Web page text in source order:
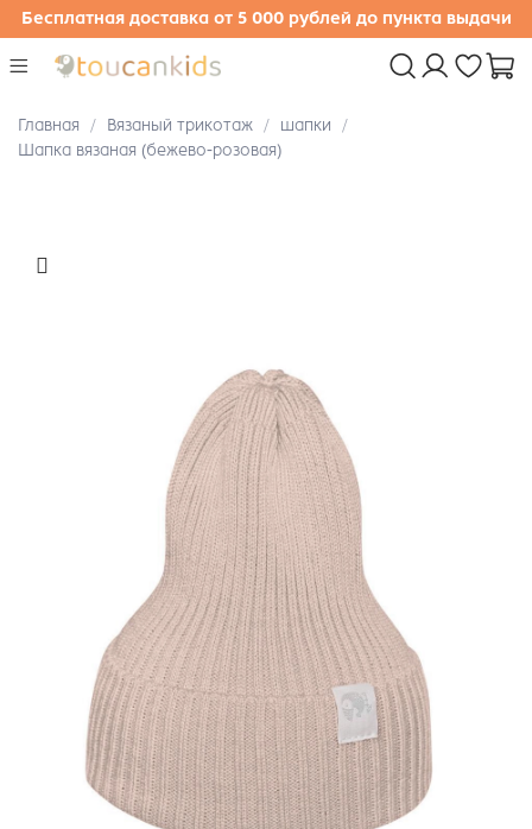
Бесплатная доставка от 5 000 рублей до пункта выдачи
Главная Вязаный трикотаж
шапки
Шапка вязаная (бежево-розовая)